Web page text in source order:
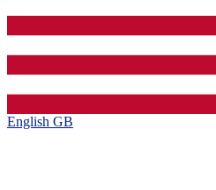
English GB‎